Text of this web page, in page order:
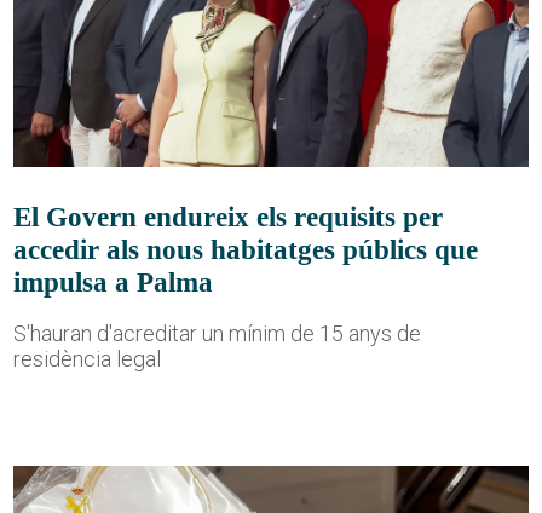
El Govern endureix els requisits per
accedir als nous habitatges públics que
impulsa a Palma
S'hauran d'acreditar un mínim de 15 anys de
residència legal